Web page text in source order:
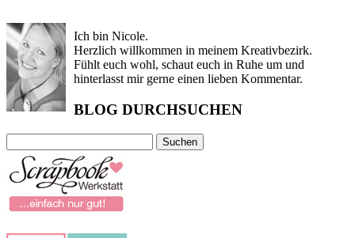
Ich bin Nicole.
Herzlich willkommen in meinem Kreativbezirk.
Fühlt euch wohl, schaut euch in Ruhe um und
hinterlasst mir gerne einen lieben Kommentar.
BLOG DURCHSUCHEN
nach: